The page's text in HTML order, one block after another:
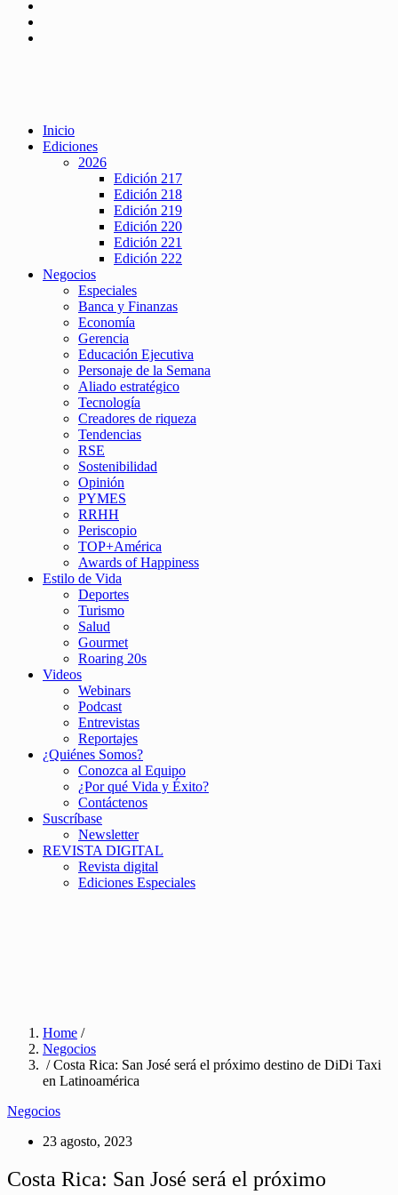
Inicio
Ediciones
2026
Edición 217
Edición 218
Edición 219
Edición 220
Edición 221
Edición 222
Negocios
Especiales
Banca y Finanzas
Economía
Gerencia
Educación Ejecutiva
Personaje de la Semana
Aliado estratégico
Tecnología
Creadores de riqueza
Tendencias
RSE
Sostenibilidad
Opinión
PYMES
RRHH
Periscopio
TOP+América
Awards of Happiness
Estilo de Vida
Deportes
Turismo
Salud
Gourmet
Roaring 20s
Videos
Webinars
Podcast
Entrevistas
Reportajes
¿Quiénes Somos?
Conozca al Equipo
¿Por qué Vida y Éxito?
Contáctenos
Suscríbase
Newsletter
REVISTA DIGITAL
Revista digital
Ediciones Especiales
Home /
Negocios
/ Costa Rica: San José será el próximo destino de DiDi Taxi
en Latinoamérica
Negocios
23 agosto, 2023
Costa Rica: San José será el próximo